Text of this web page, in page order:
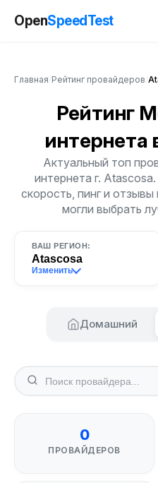
OpenSpeedTest
Главная Рейтинг провайдеров
Рейтинг
интернета
Актуальный топ
интернета г.
скорость, пинг и
могли выбрать
ВАШ РЕГИОН:
Atascosa
Изменить
Домашний
0
ПРОВАЙДЕРОВ